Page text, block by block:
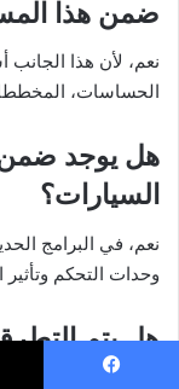
ضمن هذا
نعم، لأن هذا
الحساسات،
هل يوجد ضمن
السيارات؟
نعم، في البرامج
وحدات التحكم
هل يتم
والهايبرد؟